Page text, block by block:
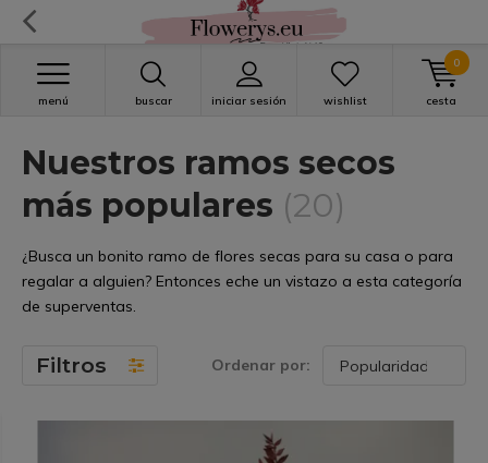
buscar iniciar sesión
menú wishlist cesta
0
Nuestros ramos secos
más populares (20)
¿Busca un bonito ramo de flores secas para su casa o para
regalar a alguien? Entonces eche un vistazo a esta categoría
de superventas.
Filtros Ordenar por: